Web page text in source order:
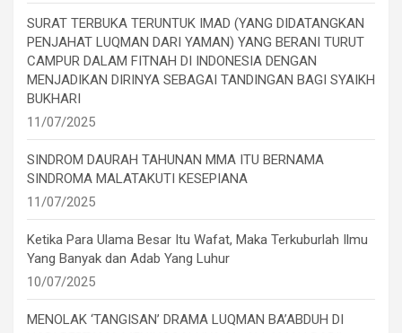
SURAT TERBUKA TERUNTUK IMAD (YANG DIDATANGKAN
PENJAHAT LUQMAN DARI YAMAN) YANG BERANI TURUT
CAMPUR DALAM FITNAH DI INDONESIA DENGAN
MENJADIKAN DIRINYA SEBAGAI TANDINGAN BAGI SYAIKH
BUKHARI
11/07/2025
SINDROM DAURAH TAHUNAN MMA ITU BERNAMA
SINDROMA MALATAKUTI KESEPIANA
11/07/2025
Ketika Para Ulama Besar Itu Wafat, Maka Terkuburlah Ilmu
Yang Banyak dan Adab Yang Luhur
10/07/2025
MENOLAK ‘TANGISAN’ DRAMA LUQMAN BA’ABDUH DI